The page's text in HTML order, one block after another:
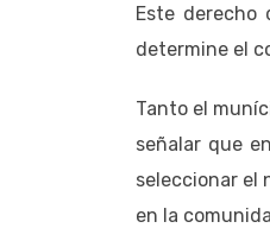
Este derecho
determine el
Tanto el
señalar que
seleccionar el
en la